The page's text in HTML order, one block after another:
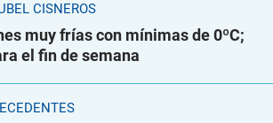
CISNEROS
muy frías con mínimas de 0ºC;
el fin de semana